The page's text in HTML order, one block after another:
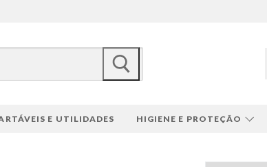
E UTILIDADES HIGIENE E PROTEÇÃO